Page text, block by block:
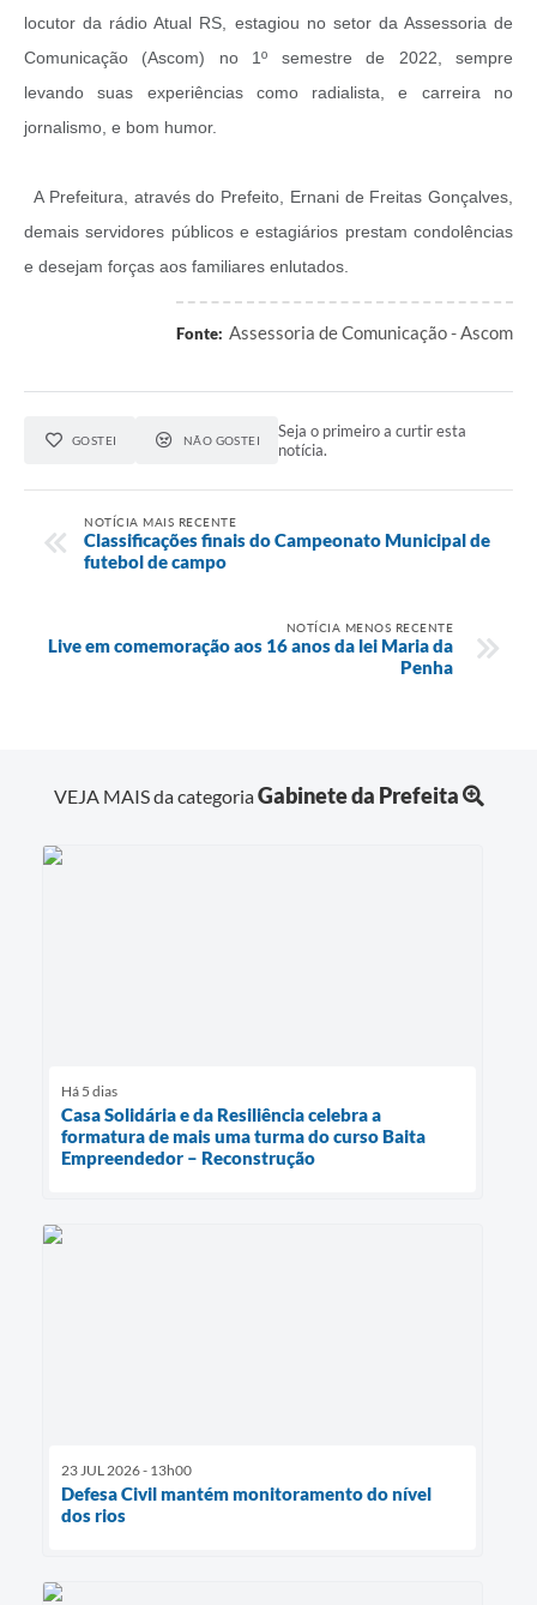
locutor da rádio Atual RS, estagiou no setor da Assessoria de
Comunicação (Ascom) no 1º semestre de 2022, sempre
levando suas experiências como radialista, e carreira no
jornalismo, e bom humor.
A Prefeitura, através do Prefeito, Ernani de Freitas Gonçalves,
demais servidores públicos e estagiários prestam condolências
e desejam forças aos familiares enlutados.
Fonte: Assessoria de Comunicação - Ascom
GOSTEI NÃO GOSTEI
Seja o primeiro a curtir esta
notícia.
NOTÍCIA MAIS RECENTE
Classificações finais do Campeonato Municipal de
futebol de campo
NOTÍCIA MENOS RECENTE
Live em comemoração aos 16 anos da lei Maria da
Penha
VEJA MAIS da categoriaGabinete da Prefeita
Há 5 dias
Casa Solidária e da Resiliência celebra a
formatura de mais uma turma do curso Baita
Empreendedor – Reconstrução
23 JUL 2026 - 13h00
Defesa Civil mantém monitoramento do nível
dos rios